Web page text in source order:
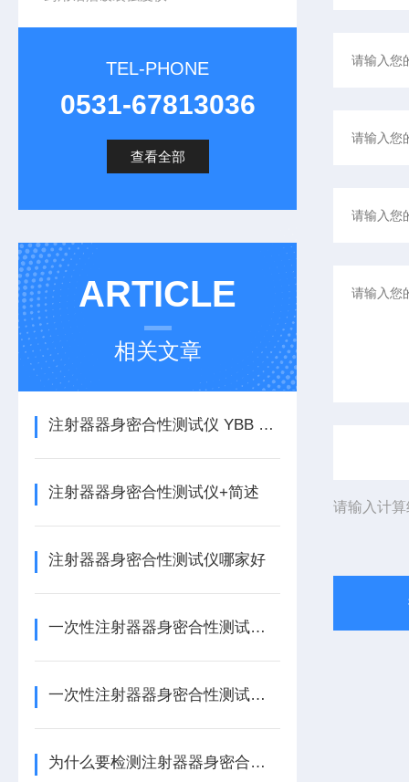
TEL-PHONE
0531-67813036
查看全部
ARTICLE
相关文章
注射器器身密合性测试仪 YBB 00112004-2015标准试验方法
注射器器身密合性测试仪+简述
注射器器身密合性测试仪哪家好
一次性注射器器身密合性测试仪FY-5S检测仪器介绍
一次性注射器器身密合性测试仪FY-5S技术优势
为什么要检测注射器器身密合性？注射器器身密合测试仪
请输入计